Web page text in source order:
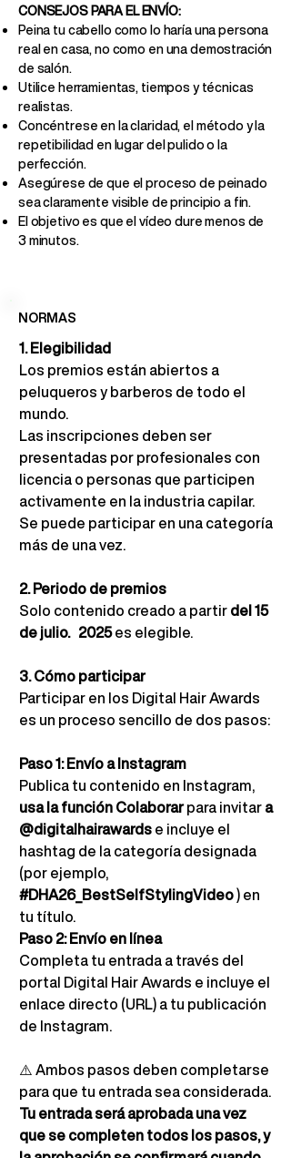
CONSEJOS PARA EL ENVÍO:
Peina tu cabello como lo haría una persona
real en casa, no como en una demostración
de salón.
Utilice herramientas, tiempos y técnicas
realistas.
Concéntrese en la claridad, el método y la
repetibilidad en lugar del pulido o la
perfección.
Asegúrese de que el proceso de peinado
sea claramente visible de principio a fin.
El objetivo es que el vídeo dure menos de
3 minutos.
NORMAS
1. Elegibilidad
Los premios están abiertos a
peluqueros y barberos de todo el
mundo.
Las inscripciones deben ser
presentadas por profesionales con
licencia o personas que participen
activamente en la industria capilar.
Se puede participar en una categoría
más de una vez.
2. Periodo de premios
Solo contenido creado a partirdel 15
de julio. 2025es elegible.
3. Cómo participar
Participar en los Digital Hair Awards
es un proceso sencillo de dos pasos:
Paso 1: Envío a Instagram
Publica tu contenido en Instagram,
usa la función Colaborarpara invitara
@digitalhairawardse incluye el
hashtag de la categoría designada
(por ejemplo,
#DHA26_BestSelfStylingVideo) en
tu título.
Paso 2: Envío en línea
Completa tu entrada a través del
portal Digital Hair Awards e incluye el
enlace directo (URL) a tu publicación
de Instagram.
⚠️Ambos pasos deben completarse
para que tu entrada sea considerada.
Tu entrada será aprobada una vez
que se completen todos los pasos, y